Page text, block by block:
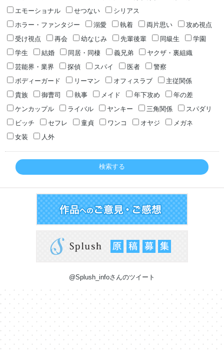
エモーショナル
せつない
シリアス
ホラー・ファンタジー
溺愛 執着 両片思い
攻め視点
受け視点
再会 幼なじみ 先輩後輩 同級生
学園
学生
結婚 同居・同棲 義兄弟
ヤクザ・裏組織
芸能界・業界
探偵 スパイ 医者
警察
ボディーガード
リーマン オフィスラブ
主従関係
貴族
御曹司 執事 メイド 年下攻め
年の差
ケンカップル
ライバル ヤンキー 三角関係
スパダリ
ビッチ
セフレ 童貞 ワンコ オヤジ
メガネ
女装
人外
検索する
@Splush_infoさんのツイート